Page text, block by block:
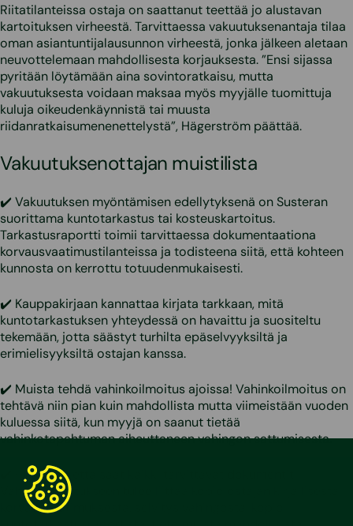
Riitatilanteissa ostaja on saattanut teettää jo alustavan
kartoituksen virheestä. Tarvittaessa vakuutuksenantaja tilaa
oman asiantuntijalausunnon virheestä, jonka jälkeen aletaan
neuvottelemaan mahdollisesta korjauksesta. ”Ensi sijassa
pyritään löytämään aina sovintoratkaisu, mutta
vakuutuksesta voidaan maksaa myös myyjälle tuomittuja
kuluja oikeudenkäynnistä tai muusta
riidanratkaisumenenettelystä”, Hägerström päättää.
Vakuutuksenottajan muistilista
✔️ Vakuutuksen myöntämisen edellytyksenä on Susteran
suorittama kuntotarkastus tai kosteuskartoitus.
Tarkastusraportti toimii tarvittaessa dokumentaationa
korvausvaatimustilanteissa ja todisteena siitä, että kohteen
kunnosta on kerrottu totuudenmukaisesti.
✔️ Kauppakirjaan kannattaa kirjata tarkkaan, mitä
kuntotarkastuksen yhteydessä on havaittu ja suositeltu
tekemään, jotta säästyt turhilta epäselvyyksiltä ja
erimielisyyksiltä ostajan kanssa.
✔️ Muista tehdä vahinkoilmoitus ajoissa! Vahinkoilmoitus on
tehtävä niin pian kuin mahdollista mutta viimeistään vuoden
kuluessa siitä, kun myyjä on saanut tietää
vahinkotapahtuman aiheuttaneen vahingon sattumisesta.
✔️ Huolehdi, että saat kaikki tarvittavat dokumentit!
Vahinkoilmoitukseen tulee liittää kopio ostajan kirjallisesta
korvausvaatimuksesta, selvitys vahingosta, kopio